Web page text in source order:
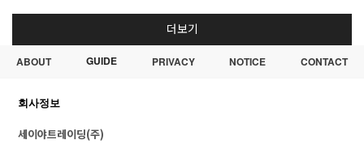
더보기
ABOUT GUIDE PRIVACY NOTICE CONTACT
회사정보
세이야트레이딩(주)